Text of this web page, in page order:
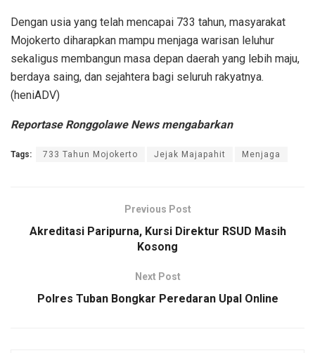
Dengan usia yang telah mencapai 733 tahun, masyarakat
Mojokerto diharapkan mampu menjaga warisan leluhur
sekaligus membangun masa depan daerah yang lebih maju,
berdaya saing, dan sejahtera bagi seluruh rakyatnya.
(heniADV)
Reportase Ronggolawe News mengabarkan
Tags: 733 Tahun Mojokerto Jejak Majapahit Menjaga
Previous Post
Akreditasi Paripurna, Kursi Direktur RSUD Masih
Kosong
Next Post
Polres Tuban Bongkar Peredaran Upal Online